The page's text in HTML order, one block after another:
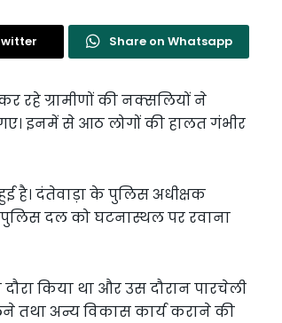
Share on Whatsapp
रहे ग्रामीणों की नक्सलियों ने
इनमें से आठ लोगों की हालत गंभीर
है। दंतेवाड़ा के पुलिस अधीक्षक
दल को घटनास्थल पर रवाना
किया था और उस दौरान पारचेली
तथा अन्य विकास कार्य कराने की